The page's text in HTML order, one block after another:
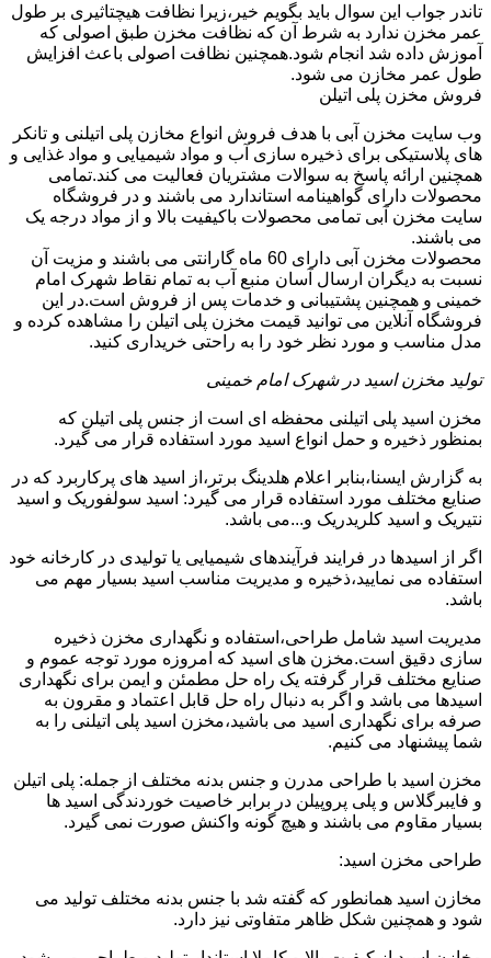
تاندر جواب این سوال باید بگویم خیر،زیرا نظافت هیچتاثیری بر طول
عمر مخزن ندارد به شرط آن که نظافت مخزن طبق اصولی که
آموزش داده شد انجام شود.همچنین نظافت اصولی باعث افزایش
طول عمر مخازن می شود.
فروش مخزن پلی اتیلن
وب سایت مخزن آبی با هدف فروش انواع مخازن پلی اتیلنی و تانکر
های پلاستیکی برای ذخیره سازی آب و مواد شیمیایی و مواد غذایی و
همچنین ارائه پاسخ به سوالات مشتریان فعالیت می کند.تمامی
محصولات دارای گواهینامه استاندارد می باشند و در فروشگاه
سایت مخزن آبی تمامی محصولات باکیفیت بالا و از مواد درجه یک
می باشند.
محصولات مخزن آبی دارای 60 ماه گارانتی می باشند و مزیت آن
نسبت به دیگران ارسال آسان منبع آب به تمام نقاط شهرک امام
خمینی و همچنین پشتیبانی و خدمات پس از فروش است.در این
فروشگاه آنلاین می توانید قیمت مخزن پلی اتیلن را مشاهده کرده و
مدل مناسب و مورد نظر خود را به راحتی خریداری کنید.
تولید مخزن اسید در شهرک امام خمینی
مخزن اسید پلی اتیلنی محفظه ای است از جنس پلی اتیلن که
بمنظور ذخیره و حمل انواع اسید مورد استفاده قرار می گیرد.
به گزارش ایسنا،بنابر اعلام هلدینگ برتر،از اسید های پرکاربرد که در
صنایع مختلف مورد استفاده قرار می گیرد: اسید سولفوریک و اسید
نتیریک و اسید کلریدریک و...می باشد.
اگر از اسیدها در فرایند فرآیندهای شیمیایی یا تولیدی در کارخانه خود
استفاده می نمایید،ذخیره و مدیریت مناسب اسید بسیار مهم می
باشد.
مدیریت اسید شامل طراحی،استفاده و نگهداری مخزن ذخیره
سازی دقیق است.مخزن های اسید که امروزه مورد توجه عموم و
صنایع مختلف قرار گرفته یک راه حل مطمئن و ایمن برای نگهداری
اسیدها می باشد و اگر به دنبال راه حل قابل اعتماد و مقرون به
صرفه برای نگهداری اسید می باشید،مخزن اسید پلی اتیلنی را به
شما پیشنهاد می کنیم.
مخزن اسید با طراحی مدرن و جنس بدنه مختلف از جمله: پلی اتیلن
و فایبرگلاس و پلی پروپیلن در برابر خاصیت خوردندگی اسید ها
بسیار مقاوم می باشند و هیچ گونه واکنش صورت نمی گیرد.
طراحی مخزن اسید:
مخازن اسید همانطور که گفته شد با جنس بدنه مختلف تولید می
شود و همچنین شکل ظاهر متفاوتی نیز دارد.